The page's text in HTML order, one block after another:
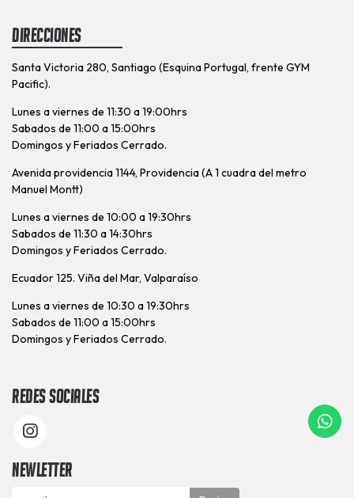
Direcciones
Santa Victoria 280, Santiago (Esquina Portugal, frente GYM
Pacific).
Lunes a viernes de 11:30 a 19:00hrs
Sabados de 11:00 a 15:00hrs
Domingos y Feriados Cerrado.
Avenida providencia 1144, Providencia (A 1 cuadra del metro
Manuel Montt)
Lunes a viernes de 10:00 a 19:30hrs
Sabados de 11:30 a 14:30hrs
Domingos y Feriados Cerrado.
Ecuador 125. Viña del Mar, Valparaíso
Lunes a viernes de 10:30 a 19:30hrs
Sabados de 11:00 a 15:00hrs
Domingos y Feriados Cerrado.
Redes Sociales
Newletter